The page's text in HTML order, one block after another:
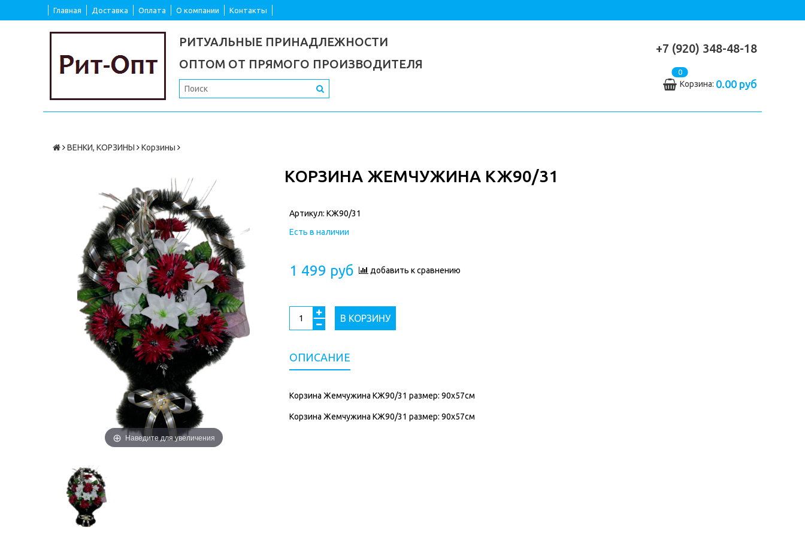
Главная Доставка Оплата О компании Контакты
РИТУАЛЬНЫЕ ПРИНАДЛЕЖНОСТИ
ОПТОМ ОТ ПРЯМОГО ПРОИЗВОДИТЕЛЯ
+7 (920) 348-48-18
0
Корзина: 0.00 руб
ВЕНКИ, КОРЗИНЫ Корзины
КОРЗИНА ЖЕМЧУЖИНА КЖ90/31
Наведите для увеличения
Артикул: КЖ90/31
Есть в наличии
1 499 руб добавить к сравнению
В КОРЗИНУ
ОПИСАНИЕ
Корзина Жемчужина КЖ90/31 размер: 90х57см
Корзина Жемчужина КЖ90/31 размер: 90х57см